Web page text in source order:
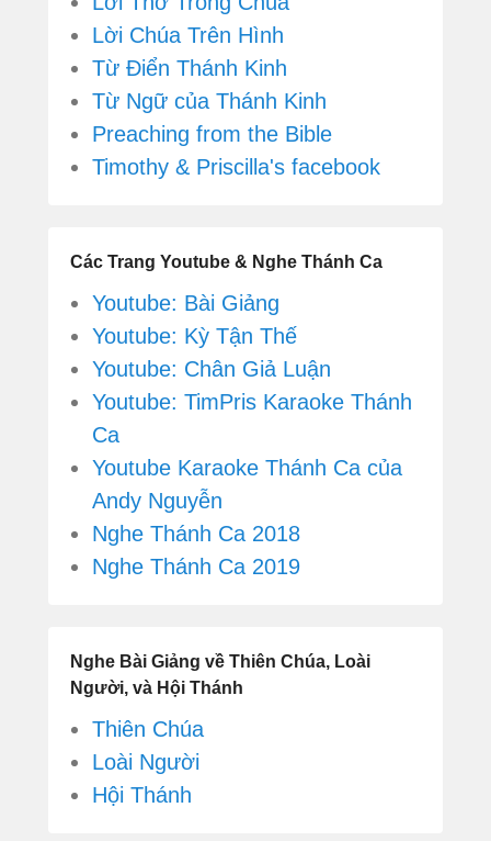
Lời Chúa Trên Hình
Từ Điển Thánh Kinh
Từ Ngữ của Thánh Kinh
Preaching from the Bible
Timothy & Priscilla's facebook
Các Trang Youtube & Nghe Thánh Ca
Youtube: Bài Giảng
Youtube: Kỳ Tận Thế
Youtube: Chân Giả Luận
Youtube: TimPris Karaoke Thánh
Ca
Youtube Karaoke Thánh Ca của
Andy Nguyễn
Nghe Thánh Ca 2018
Nghe Thánh Ca 2019
Nghe Bài Giảng về Thiên Chúa, Loài
Người, và Hội Thánh
Thiên Chúa
Loài Người
Hội Thánh